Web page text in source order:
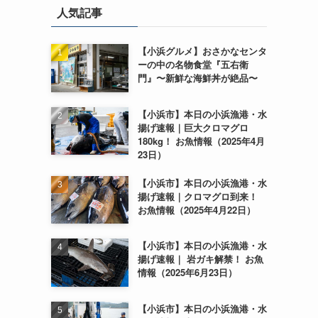
人気記事
【小浜グルメ】おさかなセンタ
ーの中の名物食堂『五右衛
門』〜新鮮な海鮮丼が絶品〜
【小浜市】本日の小浜漁港・水
揚げ速報｜巨大クロマグロ
180kg！ お魚情報（2025年4月
23日）
【小浜市】本日の小浜漁港・水
揚げ速報｜クロマグロ到来！
お魚情報（2025年4月22日）
【小浜市】本日の小浜漁港・水
揚げ速報｜ 岩ガキ解禁！ お魚
情報（2025年6月23日）
【小浜市】本日の小浜漁港・水